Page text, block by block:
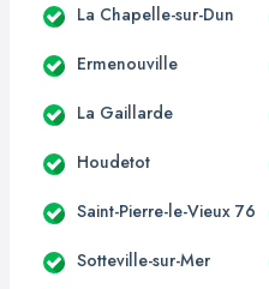
La Chapelle-sur-Dun
Ermenouville
La Gaillarde
Houdetot
Saint-Pierre-le-Vieux 76
Sotteville-sur-Mer